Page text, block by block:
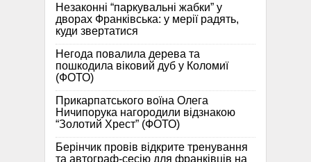
Незаконні “паркувальні жабки” у
дворах Франківська: у мерії радять,
куди звертатися
Негода повалила дерева та
пошкодила віковий дуб у Коломиї
(ФОТО)
Прикарпатського воїна Олега
Ничипорука нагородили відзнакою
“Золотий Хрест” (ФОТО)
Берінчик провів відкрите тренування
та автограф-сесію для франківців на